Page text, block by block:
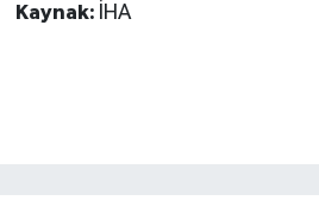
Kaynak: İHA